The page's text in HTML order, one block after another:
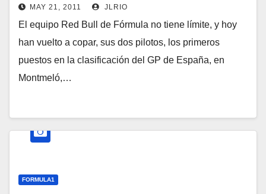
MAY 21, 2011 JLRIO
El equipo Red Bull de Fórmula no tiene límite, y hoy
han vuelto a copar, sus dos pilotos, los primeros
puestos en la clasificación del GP de España, en
Montmeló,…
FORMULA1